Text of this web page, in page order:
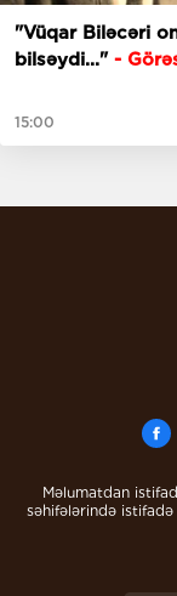
"Vüqar Biləcəri
bilsəydi..." -
15:00
Məlumatdan
səhifələrində